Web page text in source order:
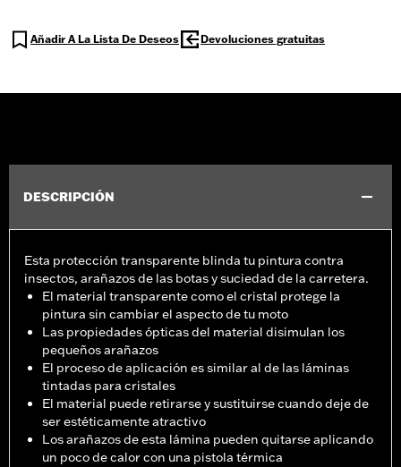
Añadir A La Lista De Deseos Devoluciones gratuitas
DESCRIPCIÓN
Esta protección transparente blinda tu pintura contra
insectos, arañazos de las botas y suciedad de la carretera.
El material transparente como el cristal protege la
pintura sin cambiar el aspecto de tu moto
Las propiedades ópticas del material disimulan los
pequeños arañazos
El proceso de aplicación es similar al de las láminas
tintadas para cristales
El material puede retirarse y sustituirse cuando deje de
ser estéticamente atractivo
Los arañazos de esta lámina pueden quitarse aplicando
un poco de calor con una pistola térmica